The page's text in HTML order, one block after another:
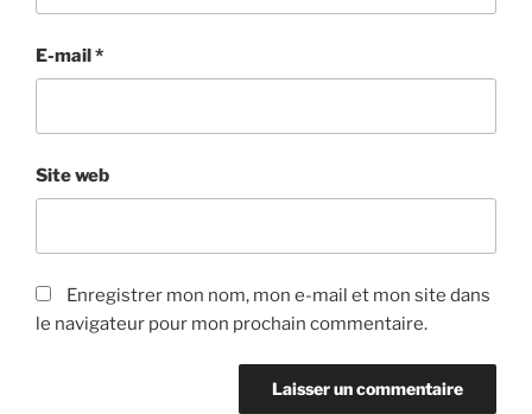
E-mail*
Site web
Enregistrer mon nom, mon e-mail et mon site dans
le navigateur pour mon prochain commentaire.